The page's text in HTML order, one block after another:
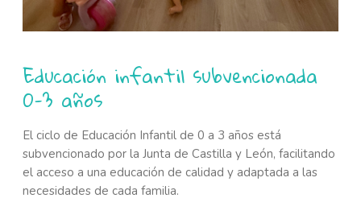
Educación infantil subvencionada
0-3 años
El ciclo de Educación Infantil de 0 a 3 años está
subvencionado por la Junta de Castilla y León, facilitando
el acceso a una educación de calidad y adaptada a las
necesidades de cada familia.